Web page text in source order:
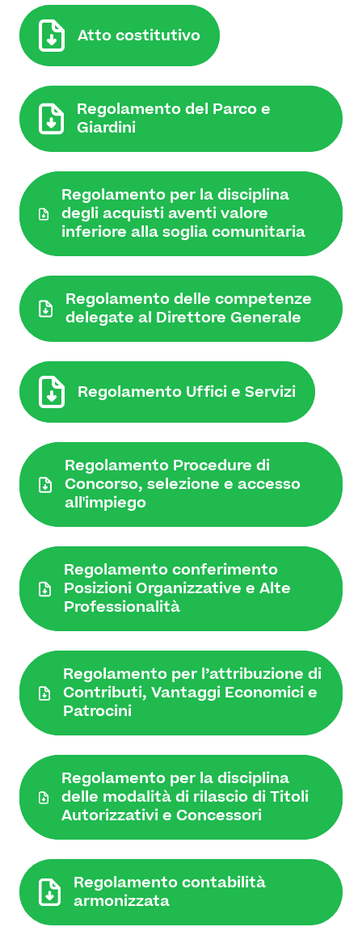
Atto costitutivo
Regolamento del Parco e
Giardini
Regolamento per la disciplina
degli acquisti aventi valore
inferiore alla soglia comunitaria
Regolamento delle competenze
delegate al Direttore Generale
Regolamento Uffici e Servizi
Regolamento Procedure di
Concorso, selezione e accesso
all'impiego
Regolamento conferimento
Posizioni Organizzative e Alte
Professionalità
Regolamento per l’attribuzione di
Contributi, Vantaggi Economici e
Patrocini
Regolamento per la disciplina
delle modalità di rilascio di Titoli
Autorizzativi e Concessori
Regolamento contabilità
armonizzata